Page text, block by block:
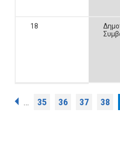
18
Σελίδες
… 35 36 37 38